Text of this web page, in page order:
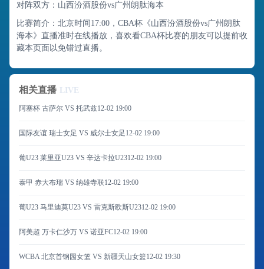
对阵双方：山西汾酒股份vs广州朗肽海本
比赛简介：北京时间17:00，CBA杯《山西汾酒股份vs广州朗肽
海本》直播准时在线播放，喜欢看CBA杯比赛的朋友可以提前收
藏本页面以免错过直播。
相关直播 LIVE
阿塞杯 古萨尔 VS 托武兹12-02 19:00
国际友谊 瑞士女足 VS 威尔士女足 12-02 19:00
葡U23 莱里亚U23 VS 辛达卡拉U2312-02 19:00
泰甲 赤大布瑞 VS 纳雄寺联12-02 19:00
葡U23 马里迪莫U23 VS 雷克斯欧斯U2312-02 19:00
阿美超 万卡仁沙万 VS 诺亚FC12-02 19:00
WCBA 北京首钢园女篮 VS 新疆天山女篮12-02 19:30